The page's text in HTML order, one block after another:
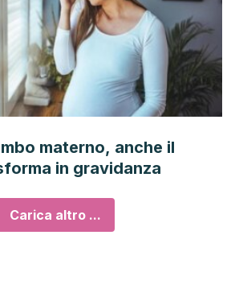
Muto, C., Nagase, M., Kassai, M.,
& Kiyose, C. (2020). Anti-inflammatory
of Sweet Basil (Ocimum basilicum L.) on
L1 Adipocytes and RAW264.7
of oleo science
(5), 487–493.
32281564/
materno, anche il
in gravidanza
Carica altro ...